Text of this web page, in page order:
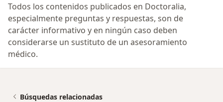
Todos los contenidos publicados en Doctoralia,
especialmente preguntas y respuestas, son de
carácter informativo y en ningún caso deben
considerarse un sustituto de un asesoramiento
médico.
Búsquedas relacionadas